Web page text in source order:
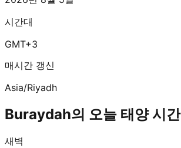
시간대
GMT+3
매시간 갱신
Asia/Riyadh
Buraydah의 오늘 태양 시간
새벽